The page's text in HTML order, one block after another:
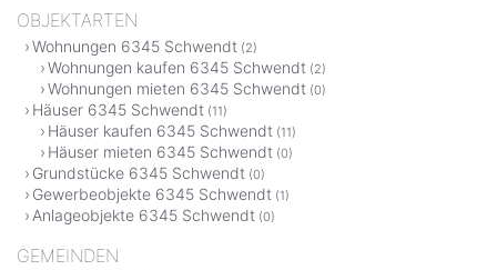
OBJEKTARTEN
Wohnungen 6345 Schwendt (2)
Wohnungen kaufen 6345 Schwendt (2)
Wohnungen mieten 6345 Schwendt (0)
Häuser 6345 Schwendt (11)
Häuser kaufen 6345 Schwendt (11)
Häuser mieten 6345 Schwendt (0)
Grundstücke 6345 Schwendt (0)
Gewerbeobjekte 6345 Schwendt (1)
Anlageobjekte 6345 Schwendt (0)
GEMEINDEN